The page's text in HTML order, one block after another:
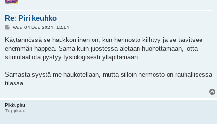
Re: Piri keuhko
P
s
Wed 04 Dec 2024, 12:14
Käytännössä se haukkominen on, kun hermosto kiihtyy ja se tarvitsee
enemmän happea. Sama kuin juostessa aletaan huohottamaan, jotta
stimulaatiota pystyy fysiologisesti ylläpitämään.
Samasta syystä me haukotellaan, mutta silloin hermosto on rauhallisessa
tilassa.
Pikkupiru
Tuppisuu